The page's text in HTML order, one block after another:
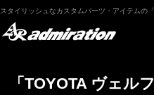
スタイリッシュなカスタムパーツ・アイテムの
「TOYOTA ヴェル